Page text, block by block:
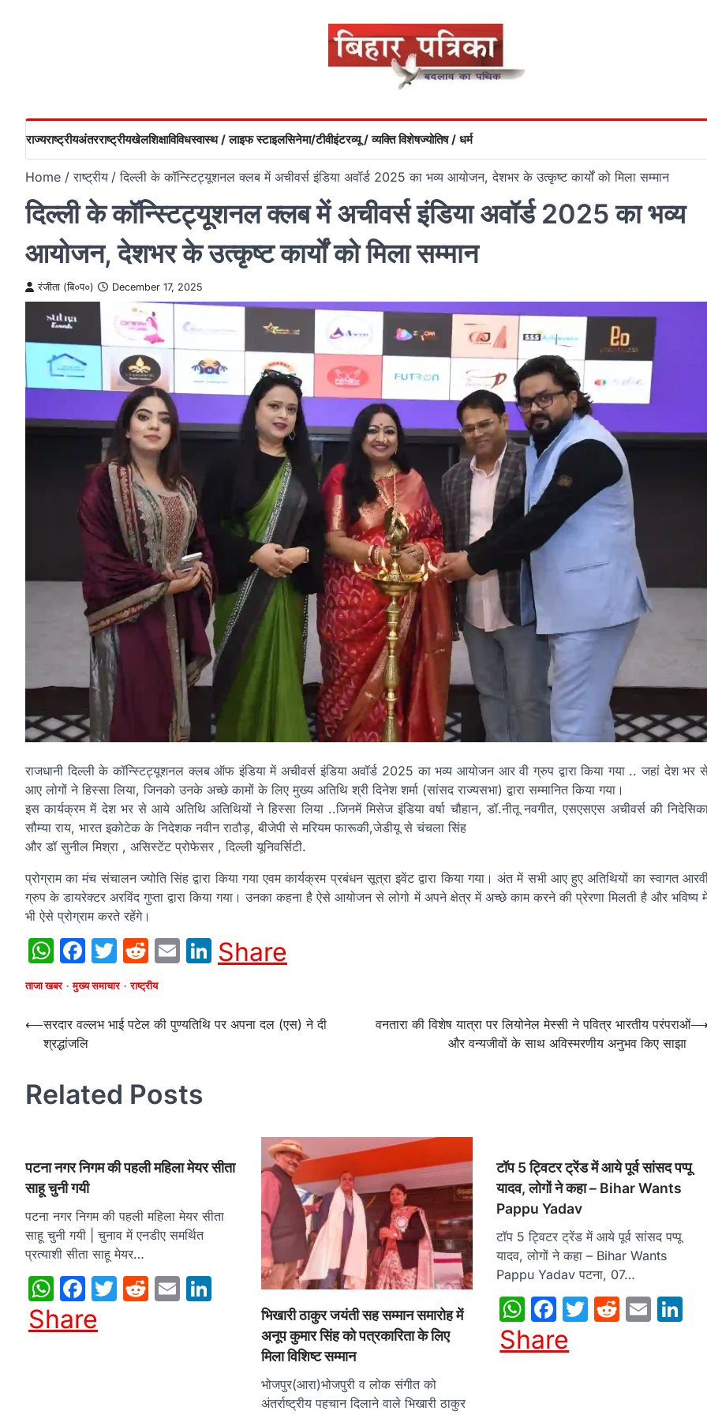
राज्यराष्ट्रीयअंतरराष्ट्रीयखेलशिक्षाविविधस्वास्थ / लाइफ स्टाइलसिनेमा/टीवीइंटरव्यू / व्यक्ति विशेषज्योतिष / धर्म
Home राष्ट्रीय दिल्ली के कॉन्स्टिट्यूशनल क्लब में अचीवर्स इंडिया अवॉर्ड 2025 का भव्य आयोजन, देशभर के उत्कृष्ट कार्यों को मिला सम्मान
दिल्ली के कॉन्स्टिट्यूशनल क्लब में अचीवर्स इंडिया अवॉर्ड 2025 का भव्य
आयोजन, देशभर के उत्कृष्ट कार्यों को मिला सम्मान
रंजीता (बि०प०) December 17, 2025
राजधानी दिल्ली के कॉन्स्टिट्यूशनल क्लब ऑफ इंडिया में अचीवर्स इंडिया अवॉर्ड 2025 का भव्य आयोजन आर वी ग्रुप द्वारा किया गया .. जहां देश भर
आए लोगों ने हिस्सा लिया, जिनको उनके अच्छे कामों के लिए मुख्य अतिथि श्री दिनेश शर्मा (सांसद राज्यसभा) द्वारा सम्मानित किया गया।
इस कार्यक्रम में देश भर से आये अतिथि अतिथियों ने हिस्सा लिया ..जिनमें मिसेज इंडिया वर्षा चौहान, डॉ.नीतू नवगीत, एसएसएस अचीवर्स की
सौम्या राय, भारत इकोटेक के निदेशक नवीन राठौड़, बीजेपी से मरियम फारूकी,जेडीयू से चंचला सिंह
और डॉ सुनील मिश्रा , असिस्टेंट प्रोफेसर , दिल्ली यूनिवर्सिटी.
प्रोग्राम का मंच संचालन ज्योति सिंह द्वारा किया गया एवम कार्यक्रम प्रबंधन सूत्रा इवेंट द्वारा किया गया। अंत में सभी आए हुए अतिथियों का स्वागत
ग्रुप के डायरेक्टर अरविंद गुप्ता द्वारा किया गया। उनका कहना है ऐसे आयोजन से लोगो में अपने क्षेत्र में अच्छे काम करने की प्रेरणा मिलती है और भविष्य
भी ऐसे प्रोग्राम करते रहेंगे।
WhatsApp
Facebook
Twitter
Reddit
EmailLinkedIn
Share
ताजा खबर मुख्य समाचार राष्ट्रीय
Post
navigation
⟵सरदार वल्लभ भाई पटेल की पुण्यतिथि पर अपना दल (एस) ने दी
श्रद्धांजलि
वनतारा की विशेष यात्रा पर लियोनेल मेस्सी ने पवित्र भारतीय परंपराओं
और वन्यजीवों के साथ अविस्मरणीय अनुभव किए साझा
⟶
Related Posts
पटना नगर निगम की पहली महिला मेयर सीता
साहू चुनी गयी
पटना नगर निगम की पहली महिला मेयर सीता
साहू चुनी गयी | चुनाव में एनडीए समर्थित
प्रत्याशी सीता साहू मेयर…
WhatsApp
Facebook
Twitter
Reddit
EmailLinkedIn
Share
भिखारी ठाकुर जयंती सह सम्मान समारोह में
अनूप कुमार सिंह को पत्रकारिता के लिए
मिला विशिष्ट सम्मान
भोजपुर(आरा)भोजपुरी व लोक संगीत को
अंतर्राष्ट्रीय पहचान दिलाने वाले भिखारी ठाकुर
टॉप 5 ट्विटर ट्रेंड में आये पूर्व सांसद पप्‍पू
यादव, लोगों ने कहा – Bihar Wants
Pappu Yadav
टॉप 5 ट्विटर ट्रेंड में आये पूर्व सांसद पप्‍पू
यादव, लोगों ने कहा – Bihar Wants
Pappu Yadav पटना, 07…
WhatsApp
Facebook
Twitter
Reddit
Email
Share